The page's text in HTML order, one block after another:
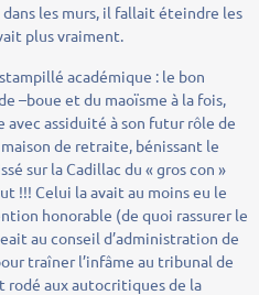
les murs, il fallait éteindre les
plus vraiment.
académique : le bon
–boue et du maoïsme à la fois,
avec assiduité à son futur rôle de
de retraite, bénissant le
sur la Cadillac du « gros con »
!!! Celui la avait au moins eu le
honorable (de quoi rassurer le
au conseil d’administration de
traîner l’infâme au tribunal de
rodé aux autocritiques de la